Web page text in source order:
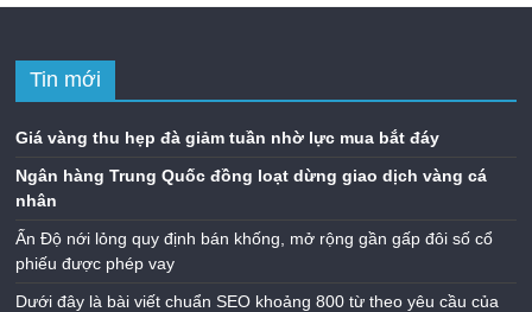
Tin mới
Giá vàng thu hẹp đà giảm tuần nhờ lực mua bắt đáy
Ngân hàng Trung Quốc đồng loạt dừng giao dịch vàng cá
nhân
Ấn Độ nới lỏng quy định bán khống, mở rộng gần gấp đôi số cổ
phiếu được phép vay
Dưới đây là bài viết chuẩn SEO khoảng 800 từ theo yêu cầu của